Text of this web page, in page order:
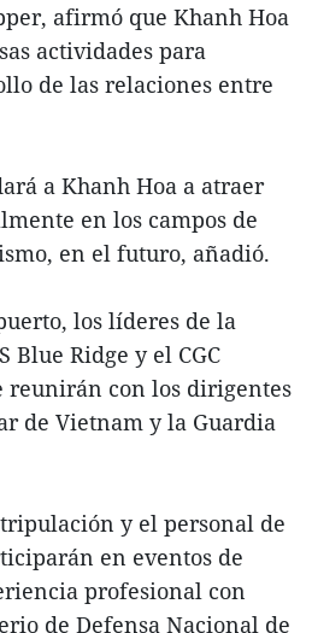
afirmó que Khanh Hoa
actividades para
de las relaciones entre
a Khanh Hoa a atraer
en los campos de
en el futuro, añadió.
los líderes de la
Blue Ridge y el CGC
reunirán con los dirigentes
de Vietnam y la Guardia
y el personal de
en eventos de
profesional con
de Defensa Nacional de